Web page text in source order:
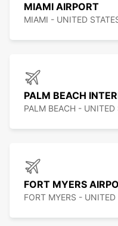
MIAMI AIRPORT
MIAMI - UNITED
PALM BEACH
PALM BEACH - UNITED
FORT MYERS
FORT MYERS -